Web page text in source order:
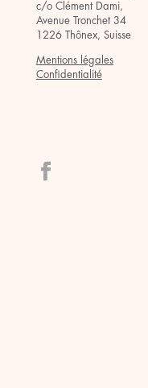
c/o Clément Dami,
Avenue Tronchet 34
1226 Thônex, Suisse
Mentions légales
Confidentialité